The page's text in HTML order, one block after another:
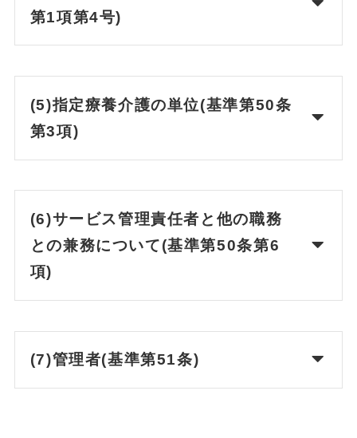
第1項第4号)
(5)指定療養介護の単位(基準第50条
第3項)
(6)サービス管理責任者と他の職務
との兼務について(基準第50条第6
項)
(7)管理者(基準第51条)